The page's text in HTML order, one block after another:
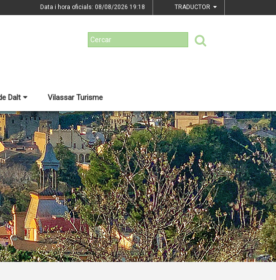
Data i hora oficials: 08/08/2026 19:18 TRADUCTOR
Dalt Vilassar Turisme